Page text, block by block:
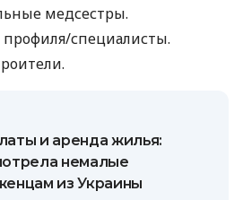
медсестры.
специалисты.
и аренда жилья:
немалые
из Украины